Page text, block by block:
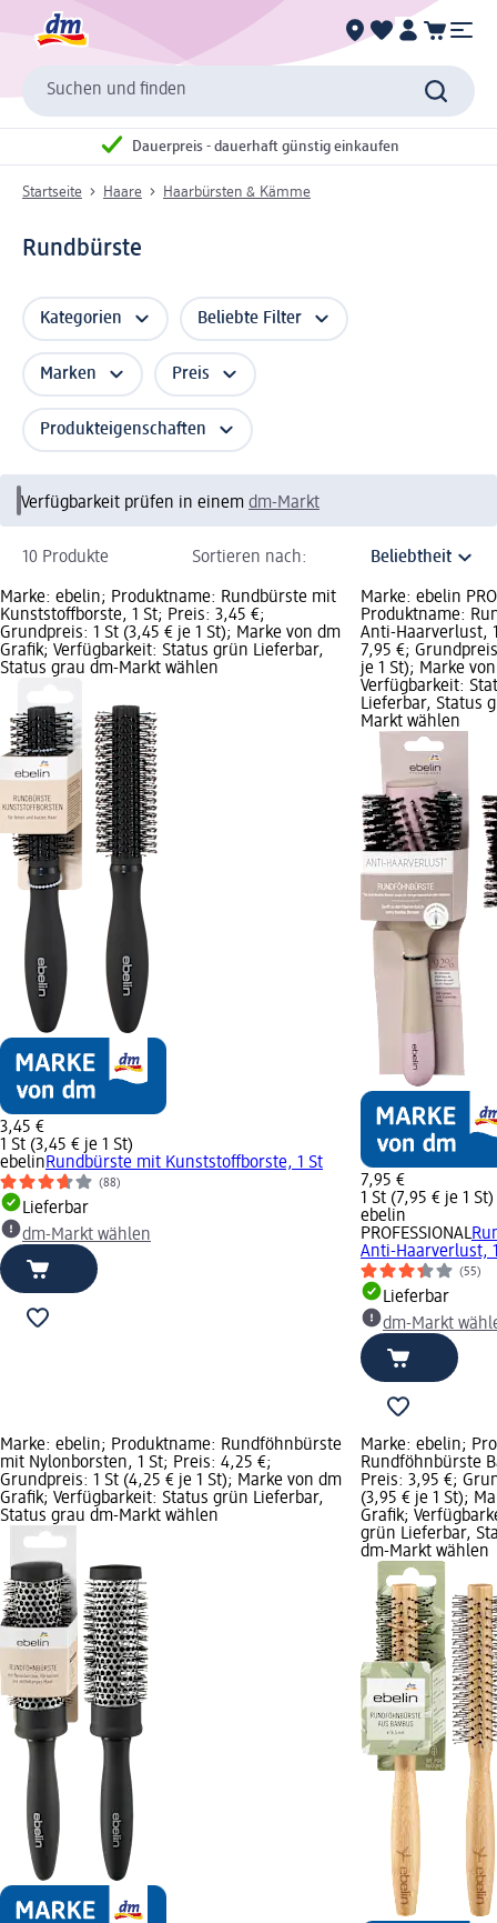
Suchen und finden
Dauerpreis - dauerhaft günstig einkaufen
Startseite Haare Haarbürsten & Kämme
Rundbürste
Kategorien Beliebte Filter
Marken Preis
Produkteigenschaften
Verfügbarkeit prüfen in einem dm-Markt
10 Produkte Sortieren nach:
Marke: ebelin; Produktname: Rundbürste mit
Kunststoffborste, 1 St; Preis: 3,45 €;
Grundpreis: 1 St (3,45 € je 1 St); Marke von dm
Grafik; Verfügbarkeit: Status grün Lieferbar,
Status grau dm-Markt wählen
3,45 €
1 St (3,45 € je 1 St)
ebelinRundbürste mit Kunststoffborste, 1 St
(88)
Lieferbar
dm-Markt wählen
Marke: ebelin
Produktname:
Anti-Haarverlust,
7,95 €;
je 1 St); Marke
Verfügbarkeit:
Lieferbar, Status
Markt wählen
7,95 €
1 St (7,95 € je 1 St)
ebelin
PROFESSIONAL
Anti-Haarverlust,
(55)
Lieferbar
dm-Markt
Marke: ebelin; Produktname: Rundföhnbürste
mit Nylonborsten, 1 St; Preis: 4,25 €;
Grundpreis: 1 St (4,25 € je 1 St); Marke von dm
Grafik; Verfügbarkeit: Status grün Lieferbar,
Status grau dm-Markt wählen
Marke: ebelin;
Rundföhnbürste
Preis: 3,95 €;
(3,95 € je 1 St);
Grafik;
grün Lieferbar,
dm-Markt wählen